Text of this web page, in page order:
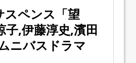
スペンス「望
子,伊藤淳史,濱田
ニバスドラマ